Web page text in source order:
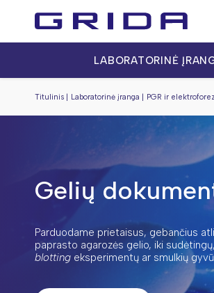
LABORATORINĖ
Titulinis Laboratorinė įranga PGR ir
Gelių
Parduodame prietaisus, gebančius
paprasto agarozės gelio, iki
blottingeksperimentų ar smulkių